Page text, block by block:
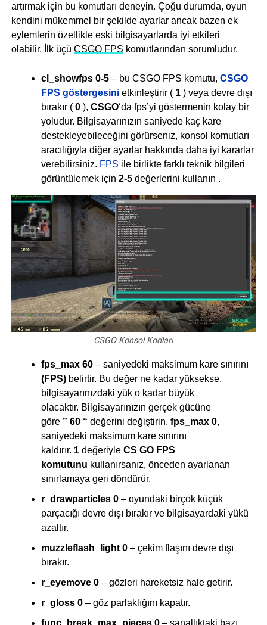
artırmak için bu komutları deneyin. Çoğu durumda, oyun
kendini mükemmel bir şekilde ayarlar ancak bazen ek
eylemlerin özellikle eski bilgisayarlarda iyi etkileri
olabilir. İlk üçü CSGO FPS komutlarından sorumludur.
cl_showfps 0-5 – bu CSGO FPS komutu, CSGO
FPS göstergesini etkinleştirir ( 1 ) veya devre dışı
bırakır ( 0 ), CSGO‘da fps’yi göstermenin kolay bir
yoludur. Bilgisayarınızın saniyede kaç kare
destekleyebileceğini görürseniz, konsol komutları
aracılığıyla diğer ayarlar hakkında daha iyi kararlar
verebilirsiniz. FPS ile birlikte farklı teknik bilgileri
görüntülemek için 2-5 değerlerini kullanın .
CSGO Konsol Kodları
fps_max 60 – saniyedeki maksimum kare sınırını
(FPS)belirtir. Bu değer ne kadar yüksekse,
bilgisayarınızdaki yük o kadar büyük
olacaktır. Bilgisayarınızın gerçek gücüne
göre ” 60 “ değerini değiştirin. fps_max 0,
saniyedeki maksimum kare sınırını
kaldırır. 1 değeriyle CS GO FPS
komutunu kullanırsanız, önceden ayarlanan
sınırlamaya geri döndürür.
r_drawparticles 0 – oyundaki birçok küçük
parçacığı devre dışı bırakır ve bilgisayardaki yükü
azaltır.
muzzleflash_light 0 – çekim flaşını devre dışı
bırakır.
r_eyemove 0 – gözleri hareketsiz hale getirir.
r_gloss 0 – göz parlaklığını kapatır.
func_break_max_pieces 0 – sanallıktaki bazı